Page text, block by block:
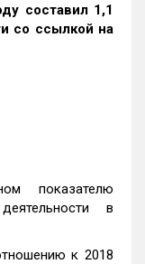
составил 1,1
со ссылкой на
показателю
в
к 2018